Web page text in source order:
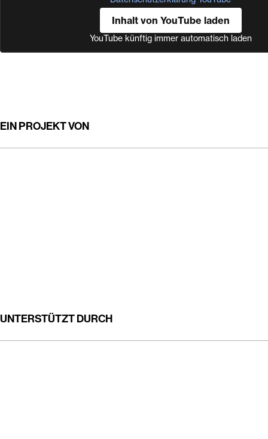
Inhalt von YouTube laden
YouTube künftig immer automatisch laden
EIN PROJEKT VON
UNTERSTÜTZT DURCH